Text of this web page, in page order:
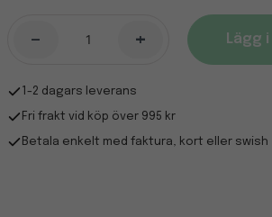
- + Lägg
1-2 dagars leverans
Fri frakt vid köp över 995 kr
Betala enkelt med faktura, kort eller swish